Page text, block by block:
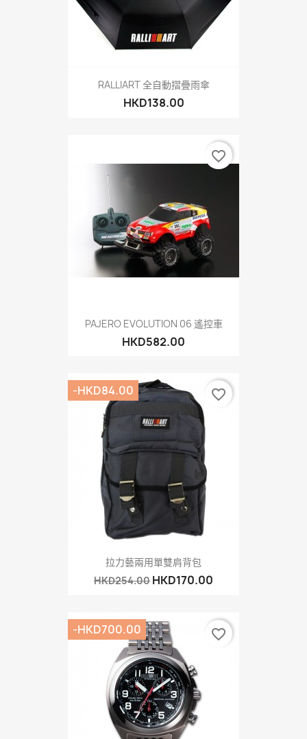
RALLIART 全自動摺疊雨傘
HKD138.00
PAJERO EVOLUTION 06 遙控車
HKD582.00
favorite_border
拉力藝兩用單雙肩背包
HKD254.00 HKD170.00
-HKD84.00 favorite_border
-HKD700.00 favorite_border